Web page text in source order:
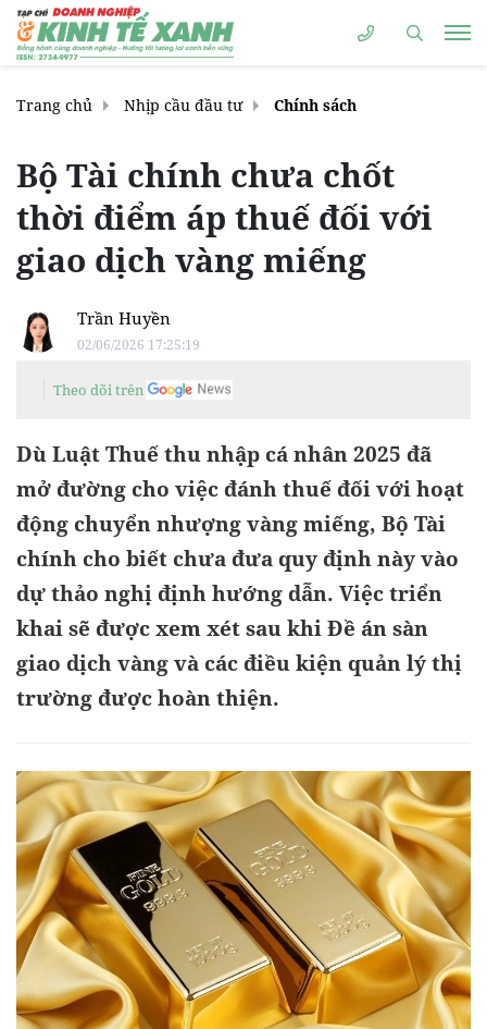
Trang chủ Nhịp cầu đầu tư Chính sách
Bộ Tài chính chưa chốt
thời điểm áp thuế đối với
giao dịch vàng miếng
Trần Huyền
02/06/2026 17:25:19
Theo dõi trên
Dù Luật Thuế thu nhập cá nhân 2025 đã
mở đường cho việc đánh thuế đối với hoạt
động chuyển nhượng vàng miếng, Bộ Tài
chính cho biết chưa đưa quy định này vào
dự thảo nghị định hướng dẫn. Việc triển
khai sẽ được xem xét sau khi Đề án sàn
giao dịch vàng và các điều kiện quản lý thị
trường được hoàn thiện.